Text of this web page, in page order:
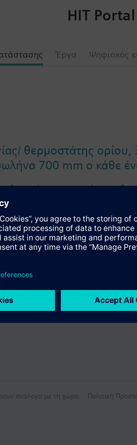
Έργα Ψηφιακός
HIT Portal
θερμοστάτης
700 mm ο κάθε
θερμοστάτη με επαναφορά σε
(TW), 2 μεταγωγικές επαφές.
ανάλογα με τη χώρα. Πολιτική